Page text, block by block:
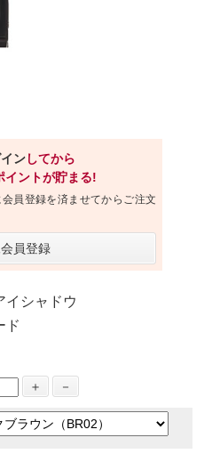
ンしてから
イントが貯まる!
員登録を済ませてからご注文
員登録
シャドウ
ド
＋ －